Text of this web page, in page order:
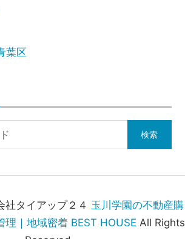
葉区
タイアップ２４ 玉川学園の不動産購
理｜地域密着 BEST HOUSE All Rights